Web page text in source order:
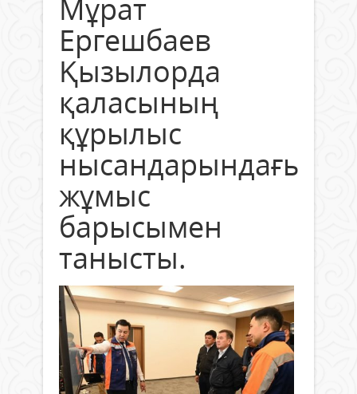
Мұрат
Ергешбаев
Қызылорда
қаласының
құрылыс
нысандарындағы
жұмыс
барысымен
танысты.